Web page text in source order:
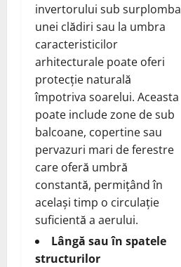
invertorului sub surplomba
unei clădiri sau la umbra
caracteristicilor
arhitecturale poate oferi
protecție naturală
împotriva soarelui. Aceasta
poate include zone de sub
balcoane, copertine sau
pervazuri mari de ferestre
care oferă umbră
constantă, permițând în
același timp o circulație
suficientă a aerului.
Lângă sau în spatele
structurilor